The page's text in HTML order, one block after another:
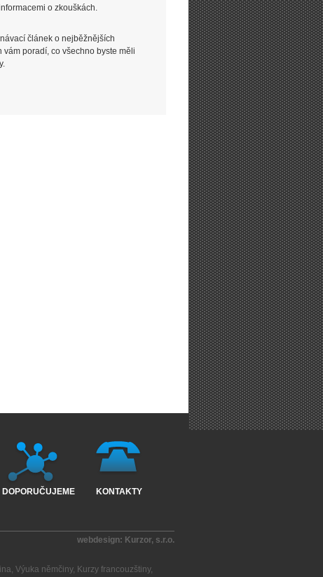
o zkouškách.
článek o nejběžnějších
poradí, co všechno byste měli
DOPORUČUJEME KONTAKTY
webdesign: Kurzor, s.r.o.
, Výuka němčiny, Kurzy francouzštiny,